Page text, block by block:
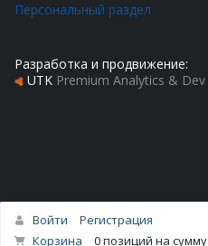
Персональный раздел
Разработка и продвижение:
UTK Premium Analytics & Dev
Наверх
Войти
Регистрация
Корзина
0 позиций на сумму